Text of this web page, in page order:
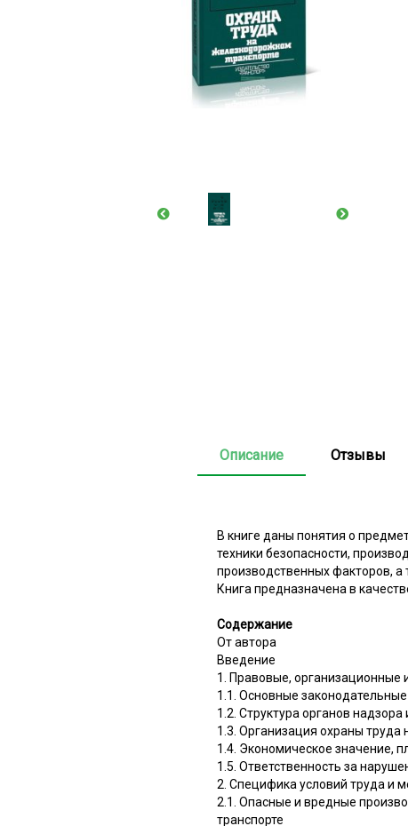
Описание Отзывы
В книге даны понятия о
техники безопасности,
производственных факторов,
Книга предназначена в
Содержание
От автора
Введение
1. Правовые, организационные
1.1. Основные
1.2. Структура органов
1.3. Организация охраны
1.4. Экономическое значение,
1.5. Ответственность за
2. Специфика условий труда и
2.1. Опасные и вредные
транспорте